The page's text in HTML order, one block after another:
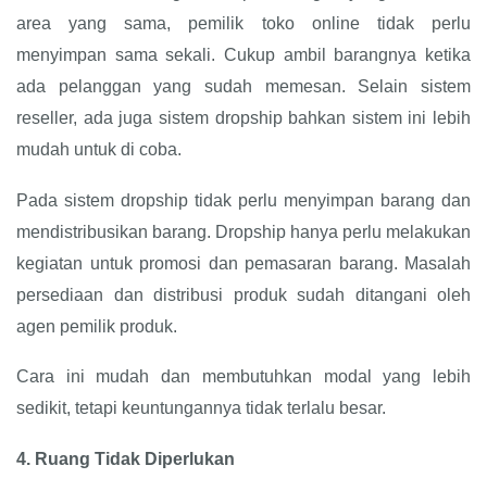
area yang sama, pemilik toko online tidak perlu
menyimpan sama sekali. Cukup ambil barangnya ketika
ada pelanggan yang sudah memesan. Selain sistem
reseller, ada juga sistem dropship bahkan sistem ini lebih
mudah untuk di coba.
Pada sistem dropship tidak perlu menyimpan barang dan
mendistribusikan barang. Dropship hanya perlu melakukan
kegiatan untuk promosi dan pemasaran barang. Masalah
persediaan dan distribusi produk sudah ditangani oleh
agen pemilik produk.
Cara ini mudah dan membutuhkan modal yang lebih
sedikit, tetapi keuntungannya tidak terlalu besar.
4. Ruang Tidak Diperlukan